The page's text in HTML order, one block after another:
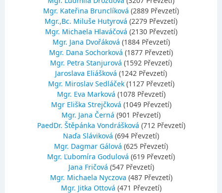
Mgr. Kateřina Brunclíková (2889 Převzetí)
Mgr.,Bc. Miluše Hutyrová (2279 Převzetí)
Mgr. Michaela Hlaváčová (2130 Převzetí)
Mgr. Jana Dvořáková (1884 Převzetí)
Mgr. Dana Sochorková (1877 Převzetí)
Mgr. Petra Stanjurová (1592 Převzetí)
Jaroslava Eliášková (1242 Převzetí)
Mgr. Miroslav Sedláček (1127 Převzetí)
Mgr. Eva Marková (1078 Převzetí)
Mgr Eliška Strejčková (1049 Převzetí)
Mgr. Jana Černá (901 Převzetí)
PaedDr. Štěpánka Vondrášková (712 Převzetí)
Naďa Sláviková (694 Převzetí)
Mgr. Dagmar Gálová (625 Převzetí)
Mgr. Ľubomíra Godulová (619 Převzetí)
Jana Fričová (547 Převzetí)
Mgr. Michaela Nyczova (487 Převzetí)
Mgr. Jitka Ottová (471 Převzetí)